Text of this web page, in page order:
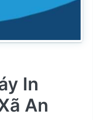
In
An